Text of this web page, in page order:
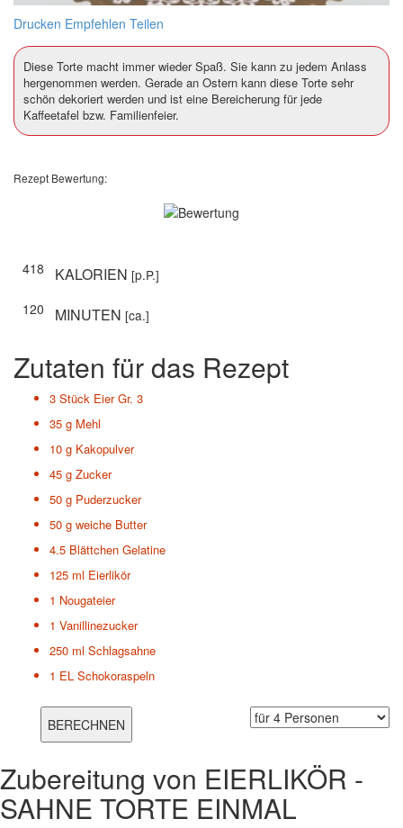
Drucken Empfehlen Teilen
Diese Torte macht immer wieder Spaß. Sie kann zu jedem Anlass
hergenommen werden. Gerade an Ostern kann diese Torte sehr
schön dekoriert werden und ist eine Bereicherung für jede
Kaffeetafel bzw. Familienfeier.
Rezept Bewertung:
418 KALORIEN [p.P.]
120
MINUTEN [ca.]
Zutaten für das Rezept
3 Stück Eier Gr. 3
35 g Mehl
10 g Kakopulver
45 g Zucker
50 g Puderzucker
50 g weiche Butter
4.5 Blättchen Gelatine
125 ml Eierlikör
1 Nougateier
1 Vanillinezucker
250 ml Schlagsahne
1 EL Schokoraspeln
Zubereitung von EIERLIKÖR -
SAHNE TORTE EINMAL